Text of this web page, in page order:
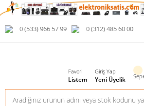
0 (533) 966 57 99 0 (312) 485 60 00
Favori
Listem
Giriş Yap
Yeni Üyelik